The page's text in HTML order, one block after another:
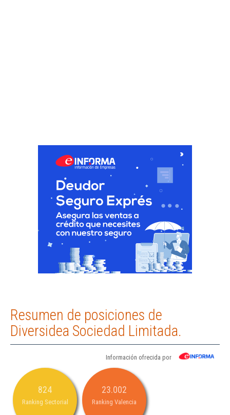
Resumen de posiciones de
Diversidea Sociedad Limitada.
Información ofrecida por
824
Ranking Sectorial
23.002
Ranking Valencia